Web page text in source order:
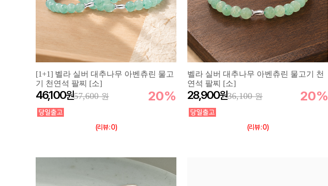
[1+1] 벨라 실버 대추나무 아벤츄린 물고
기 천연석 팔찌 [소]
57,600
46,100 20%
(리뷰 : 0)
벨라 실버 대추나무 아벤츄린 물고기 천
연석 팔찌 [소]
36,100
28,900 20%
(리뷰 : 0)